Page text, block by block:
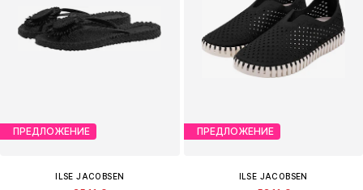
ПРЕДЛОЖЕНИЕ
ILSE JACOBSEN
ПРЕДЛОЖЕНИЕ
ILSE JACOBSEN